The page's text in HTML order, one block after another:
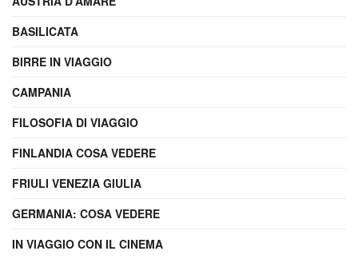
BASILICATA
BIRRE IN VIAGGIO
CAMPANIA
FILOSOFIA DI VIAGGIO
FINLANDIA COSA VEDERE
FRIULI VENEZIA GIULIA
GERMANIA: COSA VEDERE
IN VIAGGIO CON IL CINEMA